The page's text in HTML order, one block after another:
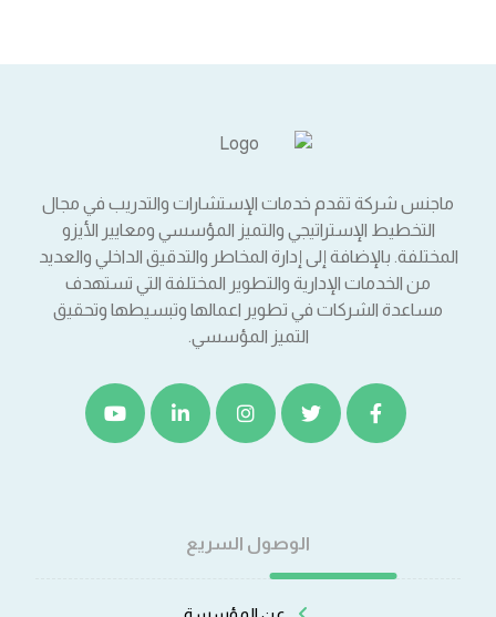
ماجنس شركة تقدم خدمات الإستشارات والتدريب في مجال
التخطيط الإستراتيجي والتميز المؤسسي ومعايير الأيزو
المختلفة. بالإضافة إلى إدارة المخاطر والتدقيق الداخلي والعديد
من الخدمات الإدارية والتطوير المختلفة التي تستهدف
مساعدة الشركات في تطوير اعمالها وتبسيطها وتحقيق
التميز المؤسسي.
الوصول السريع